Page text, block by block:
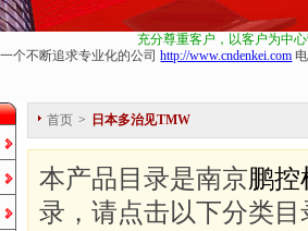
充分尊重客户，以客户为中
个不断追求专业化的公司http://www.cndenkei.com
首页 > 日本多治见TMW
本产品目录是南京鹏
录，请点击以下分类